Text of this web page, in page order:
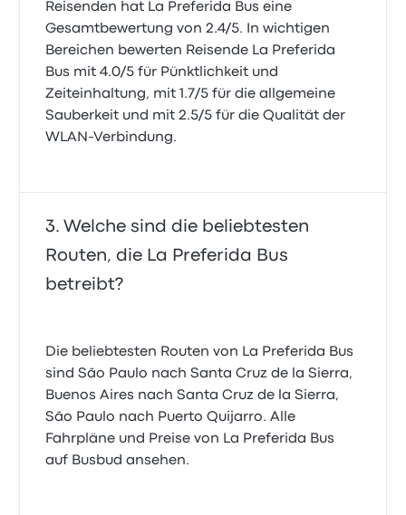
Reisenden hat La Preferida Bus eine
Gesamtbewertung von 2.4/5. In wichtigen
Bereichen bewerten Reisende La Preferida
Bus mit 4.0/5 für Pünktlichkeit und
Zeiteinhaltung, mit 1.7/5 für die allgemeine
Sauberkeit und mit 2.5/5 für die Qualität der
WLAN-Verbindung.
Welche sind die beliebtesten
Routen, die La Preferida Bus
betreibt?
Die beliebtesten Routen von La Preferida Bus
sind São Paulo nach Santa Cruz de la Sierra,
Buenos Aires nach Santa Cruz de la Sierra,
São Paulo nach Puerto Quijarro. Alle
Fahrpläne und Preise von La Preferida Bus
auf Busbud ansehen.